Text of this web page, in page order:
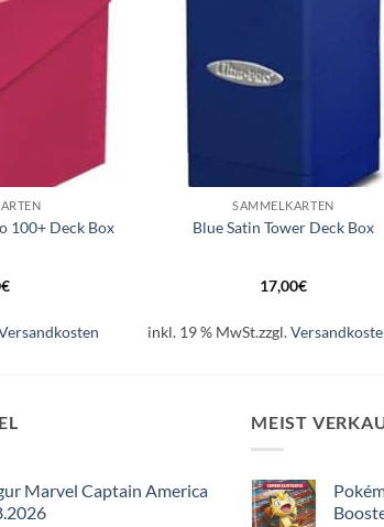
100+ Deck Box
€
SAMMELKARTEN
Blue Satin Tower Deck Box
17,00€
inkl. 19 % MwSt.zzgl.
Marvel Captain America
MEIST